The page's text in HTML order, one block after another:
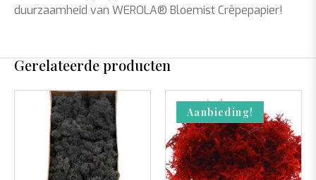
duurzaamheid van WEROLA® Bloemist Crêpepapier!
Gerelateerde producten
Aanbieding!